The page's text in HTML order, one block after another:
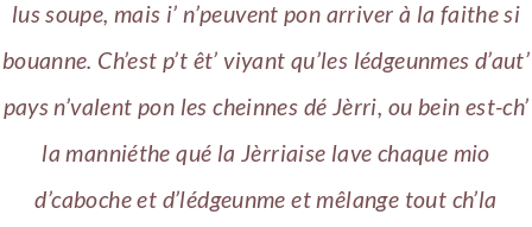
lus soupe, mais i’ n’peuvent pon arriver à la faithe si
bouanne. Ch’est p’t êt’ viyant qu’les lédgeunmes d’aut’
pays n’valent pon les cheinnes dé Jèrri, ou bein est-ch’
la manniéthe qué la Jèrriaise lave chaque mio
d’caboche et d’lédgeunme et mêlange tout ch’la